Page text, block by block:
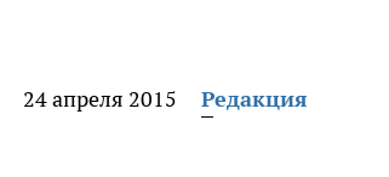
24 апреля 2015
Редакция